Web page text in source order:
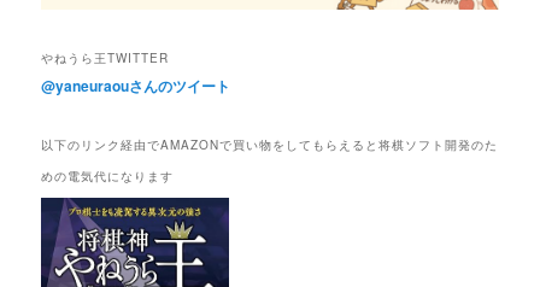
やねうら王TWITTER
@yaneuraouさんのツイート
以下のリンク経由でAMAZONで買い物をしてもらえると将棋ソフト開発のた
めの電気代になります